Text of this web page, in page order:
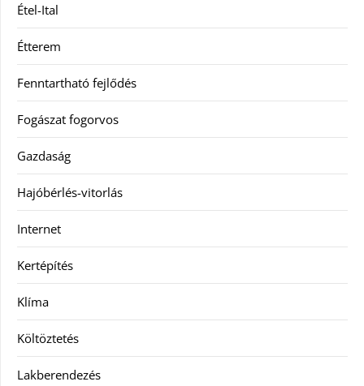
Étel-Ital
Étterem
Fenntartható fejlődés
Fogászat fogorvos
Gazdaság
Hajóbérlés-vitorlás
Internet
Kertépítés
Klíma
Költöztetés
Lakberendezés